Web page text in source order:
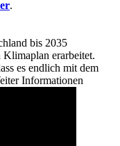
.
bis 2035
erarbeitet.
es endlich mit dem
Informationen